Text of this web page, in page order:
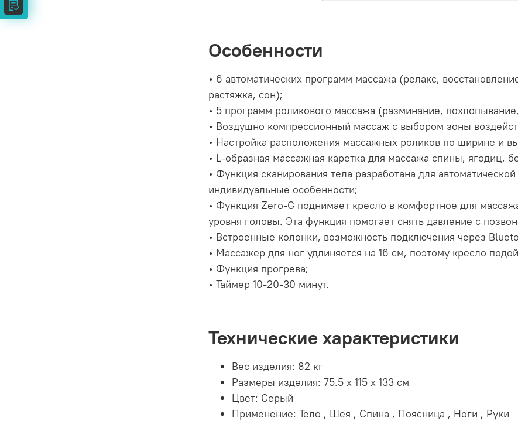
Особенности
• 6 автоматических программ массажа (релакс,
растяжка, сон);
• 5 программ роликового массажа (разминание,
• Воздушно компрессионный массаж с выбором зоны
• Настройка расположения массажных роликов по ширине и
• L-образная массажная каретка для массажа спины, ягодиц,
• Функция сканирования тела разработана для
индивидуальные особенности;
• Функция Zero-G поднимает кресло в комфортное для
уровня головы. Эта функция помогает снять давление с
• Встроенные колонки, возможность подключения через
• Массажер для ног удлиняется на 16 см, поэтому кресло
• Функция прогрева;
• Таймер 10-20-30 минут.
Технические характеристики
Вес изделия: 82 кг
Размеры изделия: 75.5 x 115 x 133 см
Цвет: Серый
Применение: Тело , Шея , Спина , Поясница , Ноги , Руки